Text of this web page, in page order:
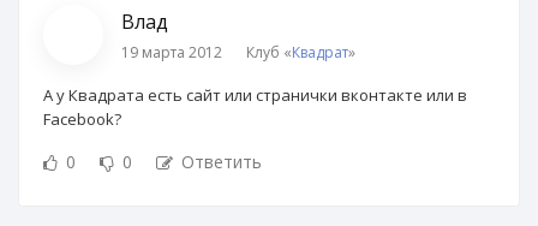
Влад
19 марта 2012 Клуб «Квадрат»
А у Квадрата есть сайт или странички вконтакте или в
Facebook?
0 0 Ответить